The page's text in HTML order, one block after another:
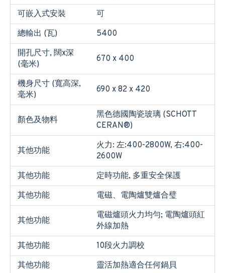
可嵌入式安裝
可
總輸出 (瓦)
5400
開孔尺寸, 闊x深
(毫米)
670 x 400
機身尺寸 (寬高深,
毫米)
690 x 82 x 420
顏色及物料
黑色德國陶瓷玻璃 (SCHOTT
CERAN®)
其他功能
火力: 左:400-2800W, 右:400-
2600W
其他功能
定時功能, 多重安全保護
其他功能
電磁、電陶爐雙爐合璧
其他功能
電磁爐頭火力均勻; 電陶爐頭紅
外線加熱
其他功能
10段火力調校
其他功能
靈活加熱適合任何鍋貝